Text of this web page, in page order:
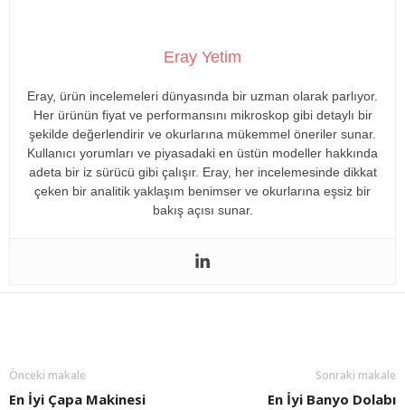
Eray Yetim
Eray, ürün incelemeleri dünyasında bir uzman olarak parlıyor.
Her ürünün fiyat ve performansını mikroskop gibi detaylı bir
şekilde değerlendirir ve okurlarına mükemmel öneriler sunar.
Kullanıcı yorumları ve piyasadaki en üstün modeller hakkında
adeta bir iz sürücü gibi çalışır. Eray, her incelemesinde dikkat
çeken bir analitik yaklaşım benimser ve okurlarına eşsiz bir
bakış açısı sunar.
Önceki makale
En İyi Çapa Makinesi
Sonraki makale
En İyi Banyo Dolabı